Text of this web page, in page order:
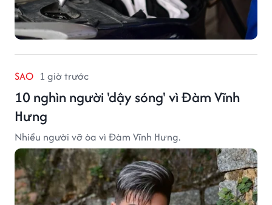
SAO 1 giờ trước
10 nghìn người 'dậy sóng' vì Đàm Vĩnh
Hưng
Nhiều người vỡ òa vì Đàm Vĩnh Hưng.